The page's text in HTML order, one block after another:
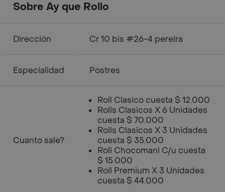
Sobre Ay que Rollo
Dirección Cr 10 bis #26-4 pereira
Especialidad Postres
Cuanto sale?
Roll Clasico cuesta $ 12.000
Rolls Clasicos X 6 Unidades
cuesta $ 70.000
Rolls Clasicos X 3 Unidades
cuesta $ 35.000
Roll Chocomani C/u cuesta
$ 15.000
Roll Premium X 3 Unidades
cuesta $ 44.000